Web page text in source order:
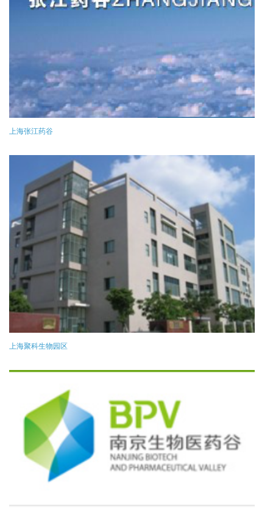
上海张江药谷
上海聚科生物园区